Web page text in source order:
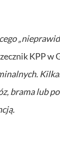
KPP w
brama lub